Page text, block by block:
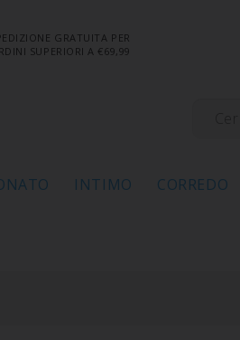
GRATUITA PER
SUPERIORI A €69,99
INTIMO CORREDO